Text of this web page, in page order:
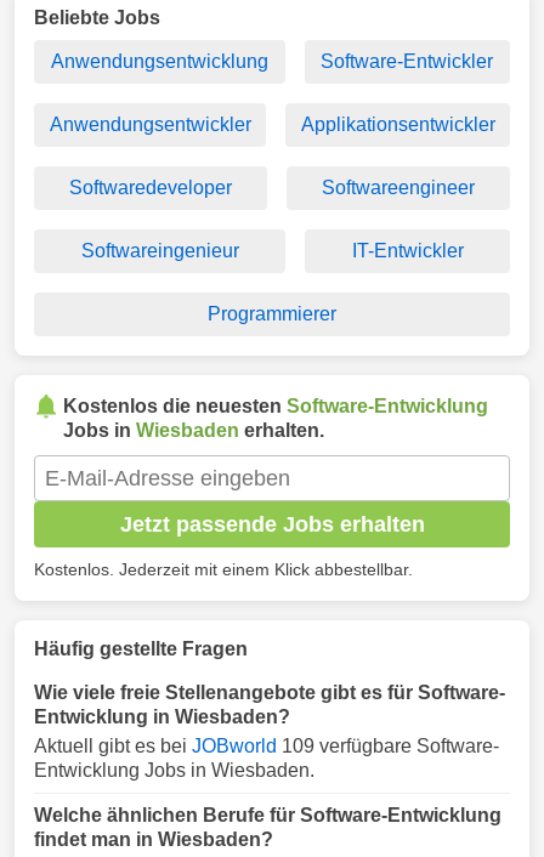
Beliebte Jobs
Anwendungsentwicklung Software-Entwickler
Anwendungsentwickler Applikationsentwickler
Softwaredeveloper Softwareengineer
Softwareingenieur IT-Entwickler
Programmierer
Kostenlos die neuesten Software-Entwicklung
Jobs in Wiesbaden erhalten.
Jetzt passende Jobs erhalten
Kostenlos. Jederzeit mit einem Klick abbestellbar.
Häufig gestellte Fragen
Wie viele freie Stellenangebote gibt es für Software-
Entwicklung in Wiesbaden?
Aktuell gibt es bei JOBworld 109 verfügbare Software-
Entwicklung Jobs in Wiesbaden.
Welche ähnlichen Berufe für Software-Entwicklung
findet man in Wiesbaden?